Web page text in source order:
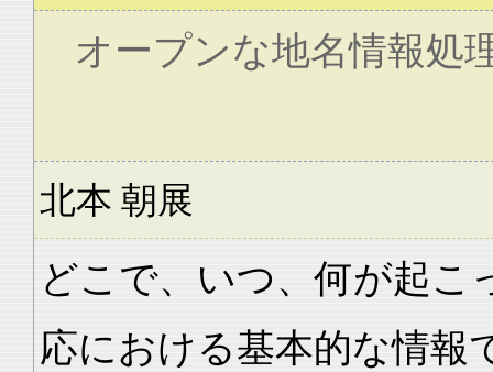
オープンな地名情報処
北本 朝展
どこで、いつ、何が起こ
応における基本的な情報